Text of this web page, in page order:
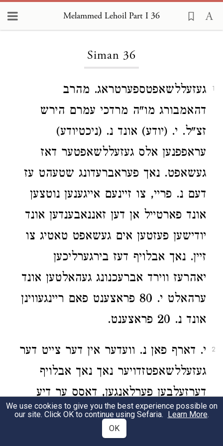
Melammed Lehoil Part I 36
Siman 36
1
געזעללשאפטספערטראג. מהרב
דהאמבורג מו"ה מרדכי עמרם הירש
זצ"ל. י. (יודע) אונד נ. (ניכטיודע)
עראפפנען אלס געזעללשאפטער דאז
געשאפט. נאך פעראברעדונג שטעהט עז
דעם נ. פריי, צו זיינעם אייגענען נוטצען
אונד פארטייל אן דען זאננאבענדען אונד
יודישען פעזטען אים געשאפט טאטיג צו
זיין. נאך אבלויף דעז בירגערליכען
יאהרעז ווירד אברעכנונג געהאלטען אונד
ערהאלט י. 80 פראצענט פאם ריינגעווינן
אונד נ. 20 פראצענט.
2
י. דארף פאן נ. וועדער אין דער צייט דער
געזעללשאפטזדויער נאך נאך אבלויף
דערזעלבען פערלאנגען, דאסס ער דיע
ריכטיגקייט זיינעז געבאהרענז מיטטעלז
איידעז בעשטאטיגע, אינדעם איהם י.
We use cookies to give you the best experience possible on
our site. Click OK to continue using Sefaria. Learn More.
OK